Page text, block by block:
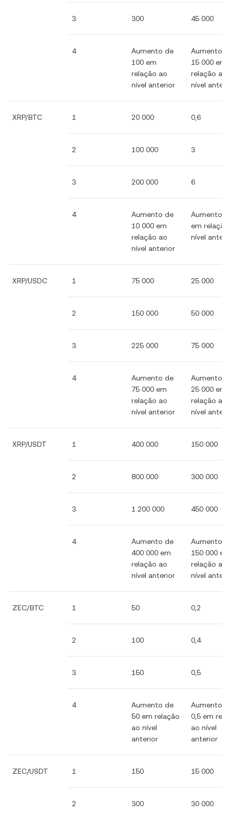
3 300 45 000
4
Aumento de
100 em
relação ao
nível anterior
Aumento
15 000 em
relação ao
nível
XRP/BTC 1 20 000 0,6
2 100 000 3
3 200 000 6
4
Aumento de
10 000 em
relação ao
nível anterior
Aumento
em
nível
XRP/USDC 1 75 000 25 000
2 150 000 50 000
3 225 000 75 000
4
Aumento de
75 000 em
relação ao
nível anterior
Aumento
25 000 em
relação ao
nível
XRP/USDT 1 400 000 150 000
2 800 000 300 000
3 1 200 000 450 000
4
Aumento de
400 000 em
relação ao
nível anterior
Aumento
150 000 em
relação ao
nível
ZEC/BTC 1 50 0,2
2 100 0,4
3 150 0,5
4
Aumento de
50 em relação
ao nível
anterior
Aumento
0,5 em
ao nível
anterior
ZEC/USDT 1 150 15 000
2 300 30 000